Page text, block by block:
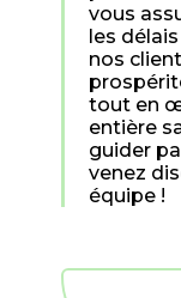
vous
les
nos
tout en
entière
guider
venez
équipe !